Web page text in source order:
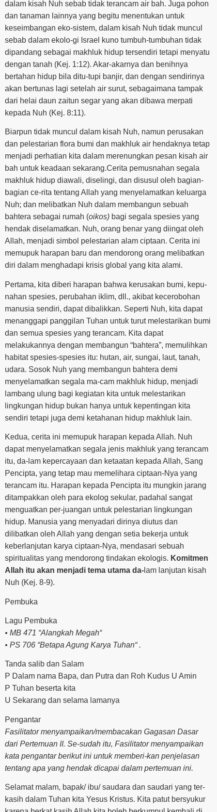
dalam kisah Nuh sebab tidak terancam air bah. Juga pohon
dan tanaman lainnya yang begitu menentukan untuk
keseimbangan eko-sistem, dalam kisah Nuh tidak muncul
sebab dalam ekolo-gi Israel kuno tumbuh-tumbuhan tidak
dipandang sebagai makhluk hidup tersendiri tetapi menyatu
dengan tanah (Kej. 1:12). Akar-akarnya dan benihnya
bertahan hidup bila ditu-tupi banjir, dan dengan sendirinya
akan bertunas lagi setelah air surut, sebagaimana tampak
dari helai daun zaitun segar yang akan dibawa merpati
kepada Nuh (Kej. 8:11).
Biarpun tidak muncul dalam kisah Nuh, namun perusakan
dan pelestarian flora bumi dan makhluk air hendaknya tetap
menjadi perhatian kita dalam merenungkan pesan kisah air
bah untuk keadaan sekarang.Cerita pemusnahan segala
makhluk hidup diawali, diselingi, dan disusul oleh bagian-
bagian ce-rita tentang Allah yang menyelamatkan keluarga
Nuh; dan melibatkan Nuh dalam membangun sebuah
bahtera sebagai rumah (oikos) bagi segala spesies yang
hendak diselamatkan. Nuh, orang benar yang diingat oleh
Allah, menjadi simbol pelestarian alam ciptaan. Cerita ini
memupuk harapan baru dan mendorong orang melibatkan
diri dalam menghadapi krisis global yang kita alami.
Pertama, kita diberi harapan bahwa kerusakan bumi, kepu-
nahan spesies, perubahan iklim, dll., akibat kecerobohan
manusia sendiri, dapat dibalikkan. Seperti Nuh, kita dapat
menanggapi panggilan Tuhan untuk turut melestarikan bumi
dan semua spesies yang terancam. Kita dapat
melakukannya dengan membangun “bahtera”, memulihkan
habitat spesies-spesies itu: hutan, air, sungai, laut, tanah,
udara. Sosok Nuh yang membangun bahtera demi
menyelamatkan segala ma-cam makhluk hidup, menjadi
lambang ulung bagi kegiatan kita untuk melestarikan
lingkungan hidup bukan hanya untuk kepentingan kita
sendiri tetapi juga demi ketahanan hidup makhluk lain.
Kedua, cerita ini memupuk harapan kepada Allah. Nuh
dapat menyelamatkan segala jenis makhluk yang terancam
itu, da-lam kepercayaan dan ketaatan kepada Allah, Sang
Pencipta, yang tetap mau memelihara ciptaan-Nya yang
terancam itu. Harapan kepada Pencipta itu mungkin jarang
ditampakkan oleh para ekolog sekular, padahal sangat
menguatkan per-juangan untuk pelestarian lingkungan
hidup. Manusia yang menyadari dirinya diutus dan
dilibatkan oleh Allah yang dengan setia bekerja untuk
keberlanjutan karya ciptaan-Nya, mendasari sebuah
spiritualitas yang mendorong tindakan ekologis. Komitmen
Allah itu akan menjadi tema utama da- lam lanjutan kisah
Nuh (Kej. 8-9).
Pembuka
Lagu Pembuka
• MB 471 “Alangkah Megah“
• PS 706 “Betapa Agung Karya Tuhan“ .
Tanda salib dan Salam
P Dalam nama Bapa, dan Putra dan Roh Kudus U Amin
P Tuhan beserta kita
U Sekarang dan selama lamanya
Pengantar
Fasilitator menyampaikan/membacakan Gagasan Dasar
dari Pertemuan II. Se-sudah itu, Fasilitator menyampaikan
kata pengantar berikut ini untuk memberi-kan penjelasan
tentang apa yang hendak dicapai dalam pertemuan ini.
Selamat malam, bapak/ ibu/ saudara dan saudari yang ter-
kasih dalam Tuhan kita Yesus Kristus. Kita patut bersyukur